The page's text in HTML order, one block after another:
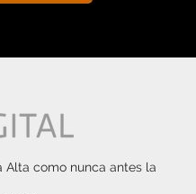
Alta como nunca antes la